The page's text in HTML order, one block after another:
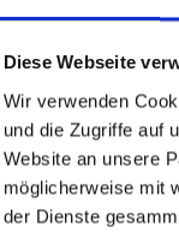
Diese Webseite
Wir verwenden
und die Zugriffe auf
Website an unsere
möglicherweise mit
der Dienste
des Körpers
haben